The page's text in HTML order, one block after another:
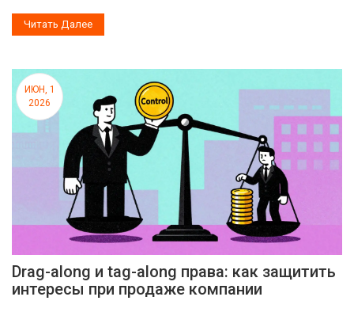
Читать Далее
ИЮН, 1
2026
Drag-along и tag-along права: как защитить
интересы при продаже компании